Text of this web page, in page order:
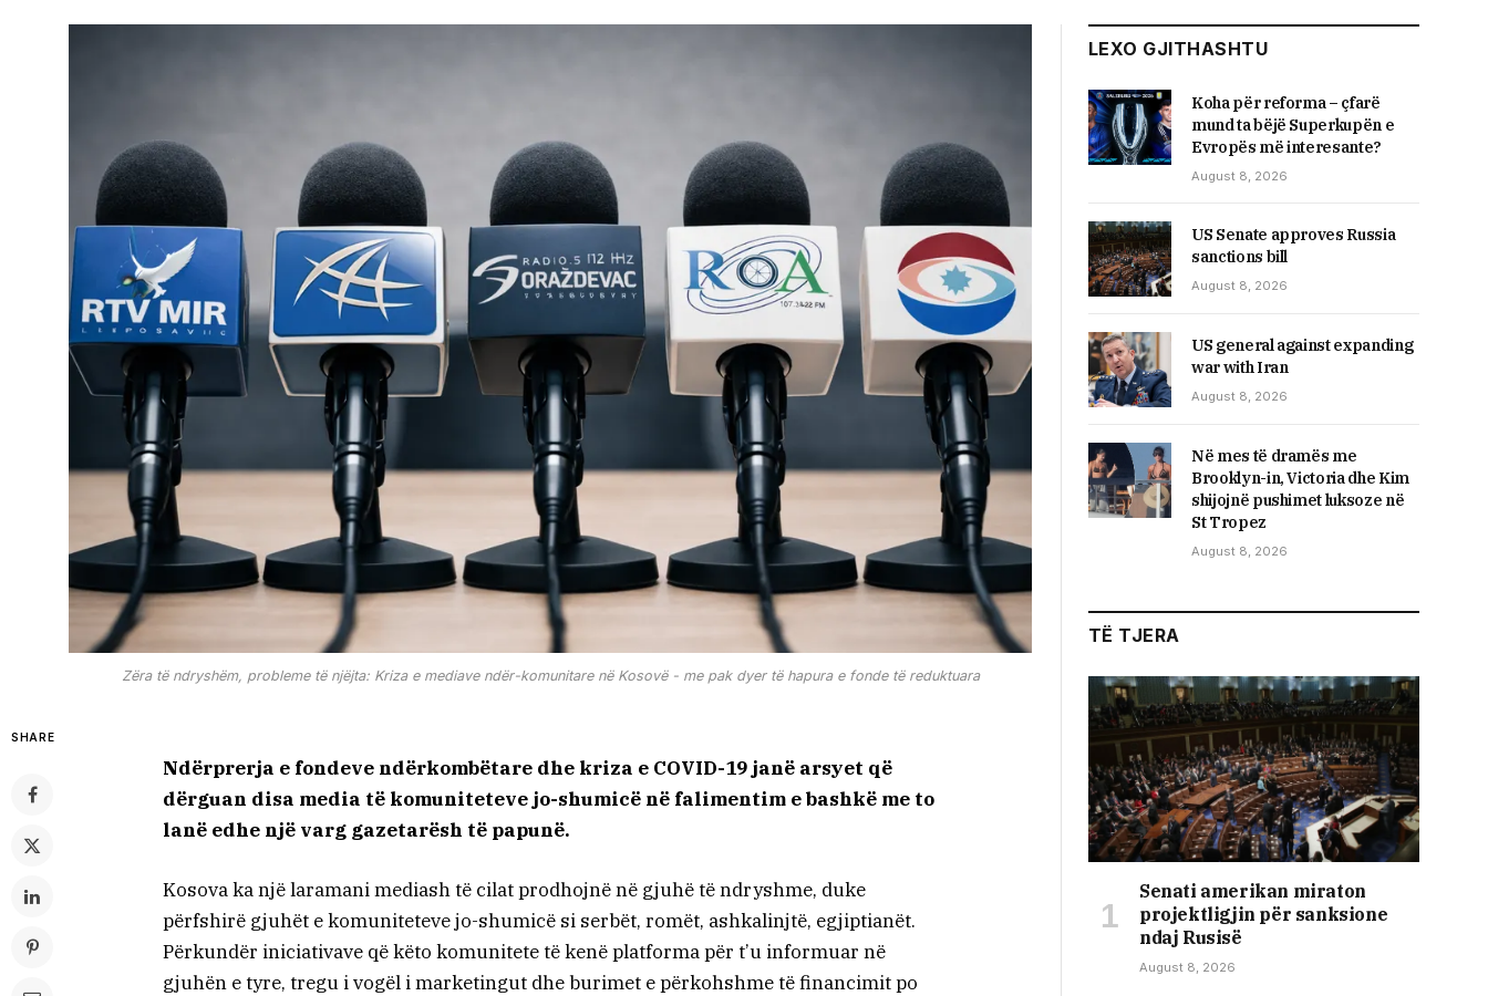
Zëra të ndryshëm, probleme të njëjta: Kriza e mediave ndër-komunitare në Kosovë - me pak dyer të hapura e fonde të reduktuara
SHARE
Ndërprerja e fondeve ndërkombëtare dhe kriza e COVID-19 janë arsyet që
dërguan disa media të komuniteteve jo-shumicë në falimentim e bashkë me to
lanë edhe një varg gazetarësh të papunë.
Kosova ka një laramani mediash të cilat prodhojnë në gjuhë të ndryshme, duke
përfshirë gjuhët e komuniteteve jo-shumicë si serbët, romët, ashkalinjtë, egjiptianët.
Përkundër iniciativave që këto komunitete të kenë platforma për t’u informuar në
gjuhën e tyre, tregu i vogël i marketingut dhe burimet e përkohshme të financimit po
LEXO GJITHASHTU
Koha për reforma – çfarë
mund ta bëjë Superkupën e
Evropës më interesante?
August 8, 2026
US Senate approves Russia
sanctions bill
August 8, 2026
US general against expanding
war with Iran
August 8, 2026
Në mes të dramës me
Brooklyn-in, Victoria dhe Kim
shijojnë pushimet luksoze në
St Tropez
August 8, 2026
TË TJERA
Senati amerikan miraton
projektligjin për sanksione
ndaj Rusisë
August 8, 2026